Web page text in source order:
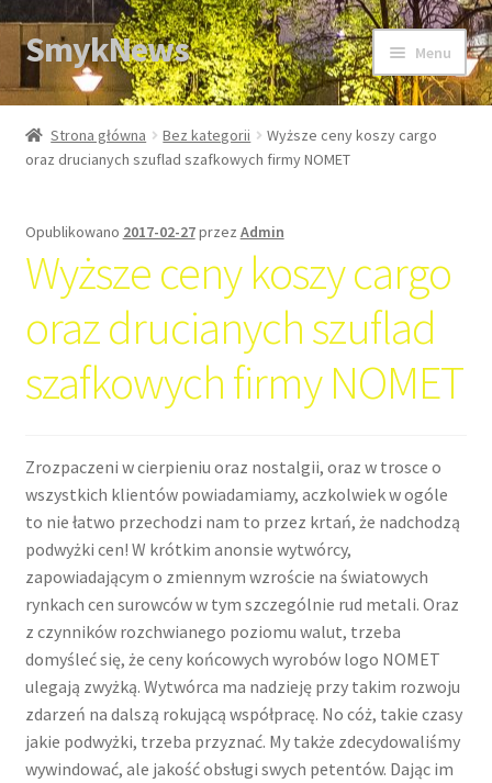
Przejdź
do
nawigacji
Przejdź
do
treści
SmykNews Menu
Strona główna
Strona główna Bez kategorii
Wyższe ceny koszy cargo
oraz drucianych szuflad szafkowych firmy NOMET
Opublikowano 2017-02-27przez Admin
Wyższe ceny koszy cargo
oraz drucianych szuflad
szafkowych firmy NOMET
Zrozpaczeni w cierpieniu oraz nostalgii, oraz w trosce o
wszystkich klientów powiadamiamy, aczkolwiek w ogóle
to nie łatwo przechodzi nam to przez krtań, że nadchodzą
podwyżki cen! W krótkim anonsie wytwórcy,
zapowiadającym o zmiennym wzroście na światowych
rynkach cen surowców w tym szczególnie rud metali. Oraz
z czynników rozchwianego poziomu walut, trzeba
domyśleć się, że ceny końcowych wyrobów logo NOMET
ulegają zwyżką. Wytwórca ma nadzieję przy takim rozwoju
zdarzeń na dalszą rokującą współpracę. No cóż, takie czasy
jakie podwyżki, trzeba przyznać. My także zdecydowaliśmy
wywindować, ale jakość obsługi swych petentów. Dając im